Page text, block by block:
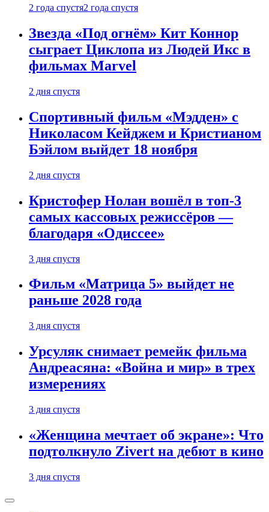
2 года спустя2 года спустя
Звезда «Под огнём» Кит Коннор
сыграет Циклопа из Людей Икс в
фильмах Marvel
2 дня спустя
Спортивный фильм «Мэдден» с
Николасом Кейджем и Кристианом
Бэйлом выйдет 18 ноября
2 дня спустя
Кристофер Нолан вошёл в топ-3
самых кассовых режиссёров —
благодаря «Одиссее»
3 дня спустя
Фильм «Матрица 5» выйдет не
раньше 2028 года
3 дня спустя
Урсуляк снимает ремейк фильма
Андреасяна: «Война и мир» в трех
измерениях
3 дня спустя
«Женщина мечтает об экране»: Что
подтолкнуло Zivert на дебют в кино
3 дня спустя